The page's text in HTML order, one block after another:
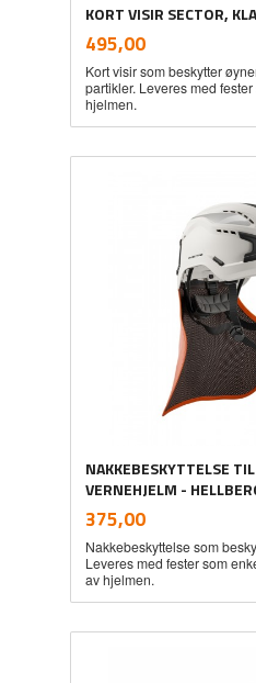
KORT VISIR SECTOR,
Pris
495,00mva.
Kort visir som beskytter
partikler. Leveres med
hjelmen.
NAKKEBESKYTTELSE
VERNEHJELM -
Pris
375,00mva.
Nakkebeskyttelse som
Leveres med fester som
av hjelmen.